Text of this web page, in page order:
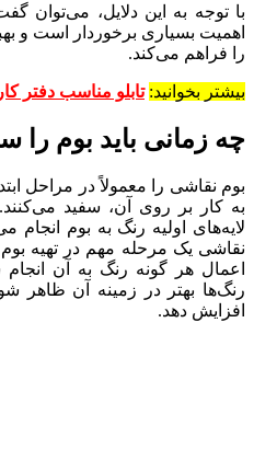
با توجه به این دلایل، می‌توان
اهمیت بسیاری برخوردار است و
را فراهم می‌کند.
بیشتر بخوانید: تابلو مناسب دفتر کار
چه زمانی باید بوم را
بوم نقاشی را معمولاً در مراحل
به کار بر روی آن، سفید
لایه‌های اولیه رنگ به بوم
نقاشی یک مرحله مهم در تهیه
اعمال هر گونه رنگ به آن
رنگ‌ها بهتر در زمینه آن ظاهر
افزایش دهد.